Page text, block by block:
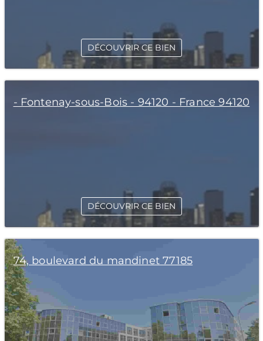
DÉCOUVRIR CE BIEN
- Fontenay-sous-Bois - 94120 - France 94120
DÉCOUVRIR CE BIEN
74, boulevard du mandinet 77185